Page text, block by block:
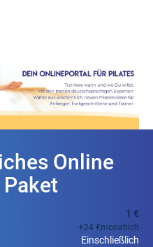
Online
1 €
+24 €monatlich
Einschließlich